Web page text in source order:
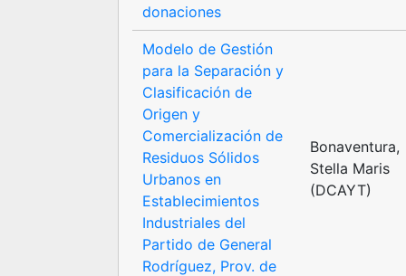
donaciones
Modelo de Gestión
para la Separación y
Clasificación de
Origen y
Comercialización de
Residuos Sólidos
Urbanos en
Establecimientos
Industriales del
Partido de General
Rodríguez, Prov. de
Bonaventura,
Stella Maris
(DCAYT)